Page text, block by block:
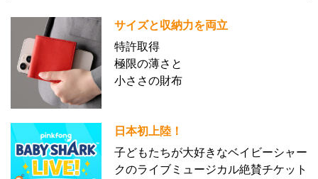
サイズと収納力を両立
特許取得
極限の薄さと
小ささの財布
日本初上陸！
子どもたちが大好きなベイビーシャー
クのライブミュージカル絶賛チケット